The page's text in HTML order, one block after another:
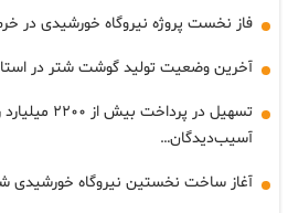
فاز نخست پروژه نیروگاه خورشیدی در
آخرین وضعیت تولید گوشت شتر در
تسهیل در
آسیب‌دیدگان…
آغاز ساخت نخستین نیروگاه خورشیدی